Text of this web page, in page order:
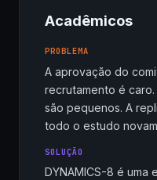
Acadêmicos
PROBLEMA
A aprovação do
recrutamento é caro.
são pequenos. A
todo o estudo
SOLUÇÃO
DYNAMICS-8 é uma